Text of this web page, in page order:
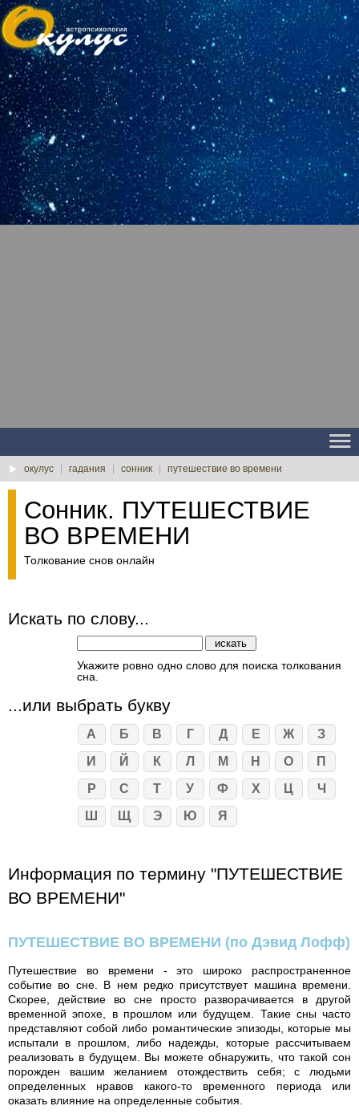
окулус гадания сонник путешествие во времени
Сонник. ПУТЕШЕСТВИЕ
ВО ВРЕМЕНИ
Толкование снов онлайн
Искать по слову...
Укажите ровно одно слово для поиска толкования
сна.
...или выбрать букву
А Б В Г Д Е Ж
З
И
Й К Л М Н О
П
Р
С Т У Ф Х Ц
Ч
Ш
Щ Э Ю Я
Информация по термину "ПУТЕШЕСТВИЕ
ВО ВРЕМЕНИ"
ПУТЕШЕСТВИЕ ВО ВРЕМЕНИ (по Дэвид Лофф)
Путешествие во времени - это широко распространенное
событие во сне. В нем редко присутствует машина времени.
Скорее, действие во сне просто разворачивается в другой
временной эпохе, в прошлом или будущем. Такие сны часто
представляют собой либо романтические эпизоды, которые мы
испытали в прошлом, либо надежды, которые рассчитываем
реализовать в будущем. Вы можете обнаружить, что такой сон
порожден вашим желанием отождествить себя; с людьми
определенных нравов какого-то временного периода или
оказать влияние на определенные события.